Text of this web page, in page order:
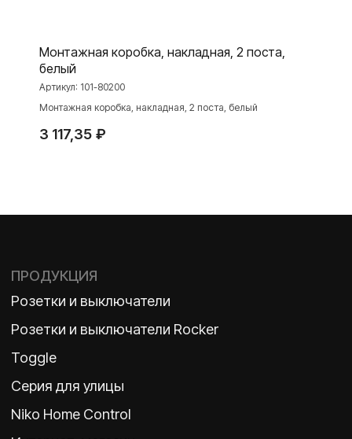
Монтажная коробка, накладная, 2 поста,
белый
Артикул: 101-80200
Монтажная коробка, накладная, 2 поста, белый
3 117,35 ₽
О ФАБРИКЕ
История
МАТЕРИАЛЫ
Политика конфиденциальности
Наше время
Контакты
Каталоги
ИНН 7710498979 ОГРН 1157746609350
ВКОНТАКТЕ